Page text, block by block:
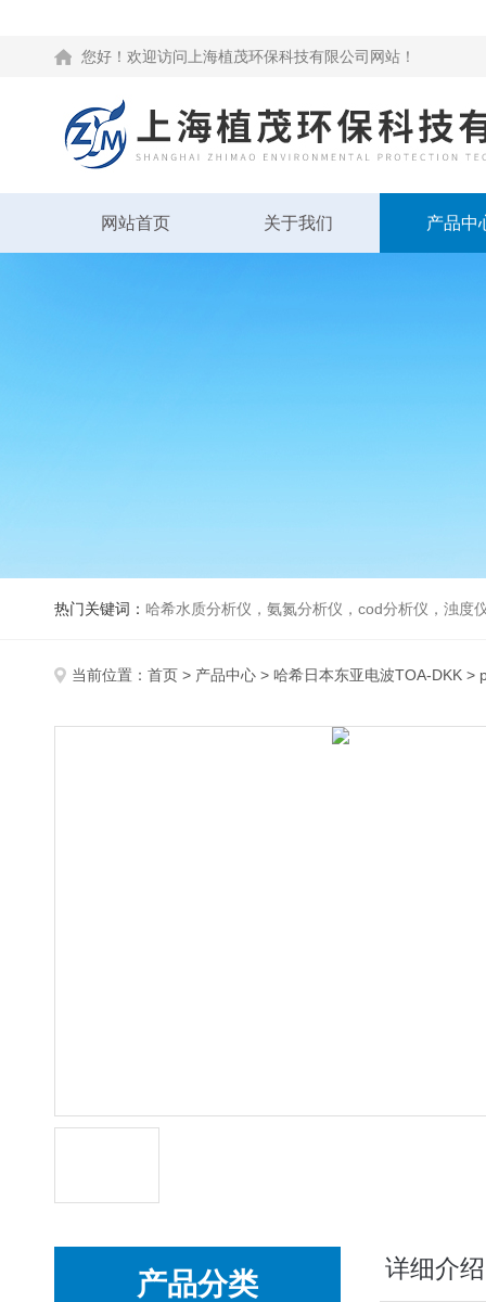
您好！欢迎访问上海植茂环保科技有限公司网站！
网站首页 关于我们 产品中
热门关键词： 哈希水质分析仪，氨氮分析仪，cod分析仪，浊度
当前位置： 首页 > 产品中心 > 哈希日本东亚电波TOA-DKK >
产品分类 详细介绍